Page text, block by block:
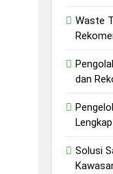
Waste
dan
Solusi